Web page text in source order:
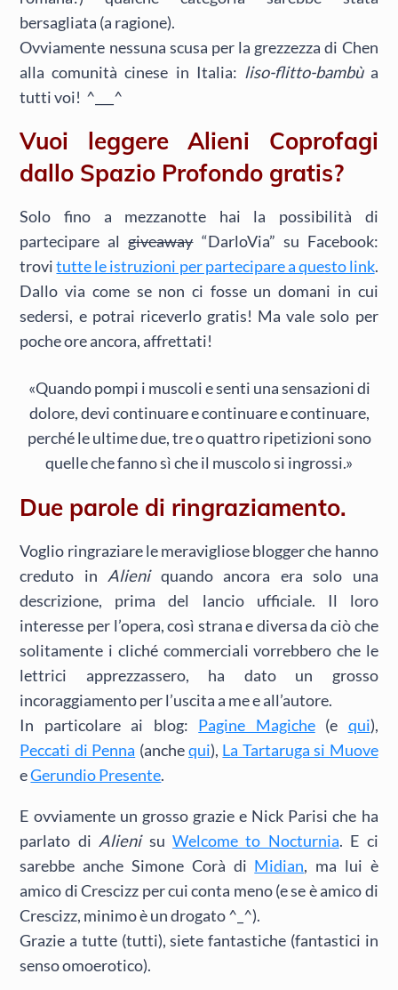
bersagliata (a ragione).
Ovviamente nessuna scusa per la grezzezza di Chen
alla comunità cinese in Italia: liso-flitto-bambùa
tutti voi! ^___^
Vuoi leggere Alieni Coprofagi
dallo Spazio Profondo gratis?
Solo fino a mezzanotte hai la possibilità di
partecipare algiveaway“DarloVia” su Facebook:
trovitutte le istruzioni per partecipare a questo link.
Dallo via come se non ci fosse un domani in cui
sedersi, e potrai riceverlo gratis! Ma vale solo per
poche ore ancora, affrettati!
«Quando pompi i muscoli e senti una sensazioni di
dolore, devi continuare e continuare e continuare,
perché le ultime due, tre o quattro ripetizioni sono
quelle che fanno sì che il muscolo si ingrossi.»
Due parole di ringraziamento.
Voglio ringraziare le meravigliose blogger che hanno
creduto in Alieniquando ancora era solo una
descrizione, prima del lancio ufficiale. Il loro
interesse per l’opera, così strana e diversa da ciò che
solitamente i cliché commerciali vorrebbero che le
lettrici apprezzassero, ha dato un grosso
incoraggiamento per l’uscita a me e all’autore.
In particolare ai blog: Pagine Magiche(e qui),
Peccati di Penna (anchequi), La Tartaruga si Muove
eGerundio Presente.
E ovviamente un grosso grazie e Nick Parisi che ha
parlato di Alienisu Welcome to Nocturnia. E ci
sarebbe anche Simone Corà di Midian, ma lui è
amico di Crescizz per cui conta meno (e se è amico di
Crescizz, minimo è un drogato ^_^).
Grazie a tutte (tutti), siete fantastiche (fantastici in
senso omoerotico).